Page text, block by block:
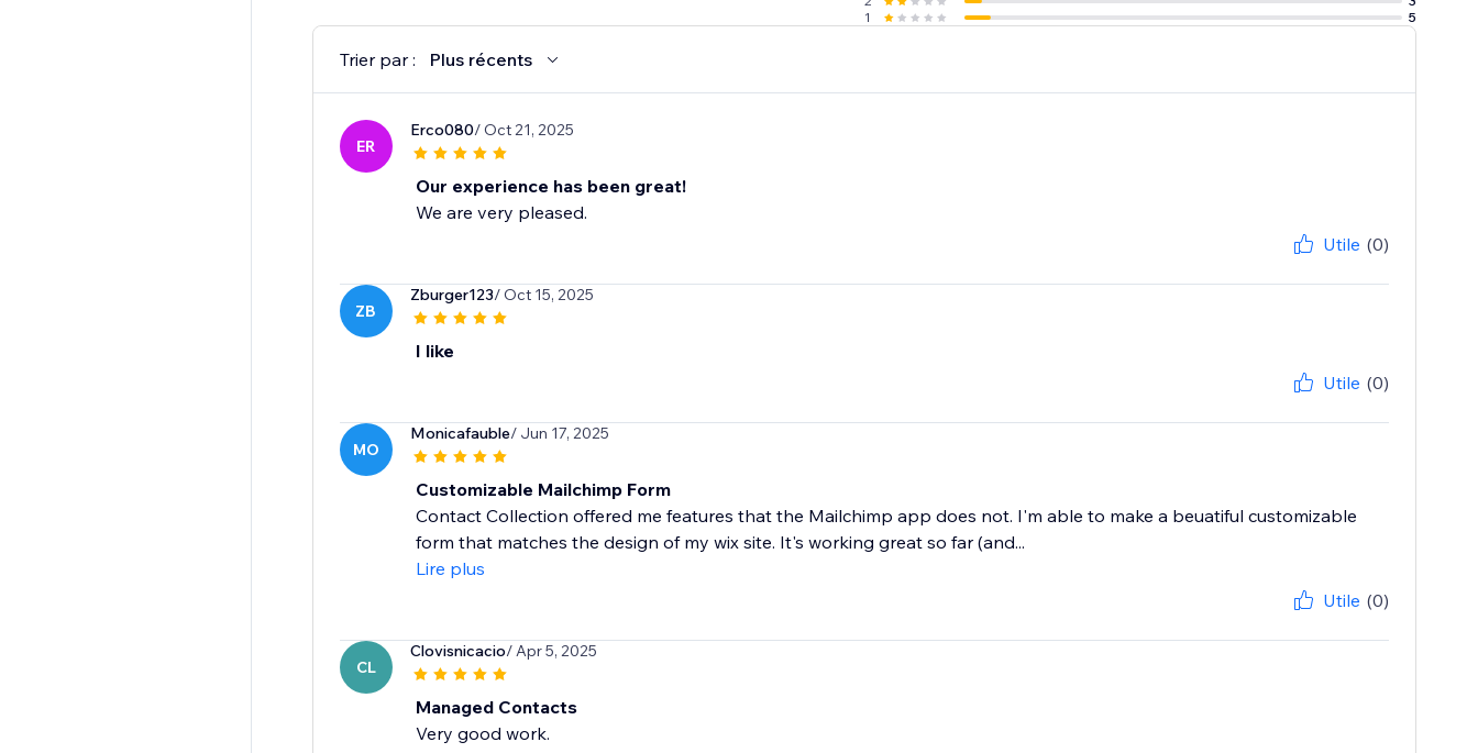
1
5
Trier par : Plus récents
ER
Erco080/ Oct 21, 2025
Our experience has been great!
We are very pleased.
Utile (0)
ZB
Zburger123/ Oct 15, 2025
I like
Utile (0)
MO
Monicafauble/ Jun 17, 2025
Customizable Mailchimp Form
Contact Collection offered me features that the Mailchimp app does not. I'm able to make a beuatiful customizable
form that matches the design of my wix site. It's working great so far (and...
Lire plus
Utile (0)
CL
Clovisnicacio/ Apr 5, 2025
Managed Contacts
Very good work.